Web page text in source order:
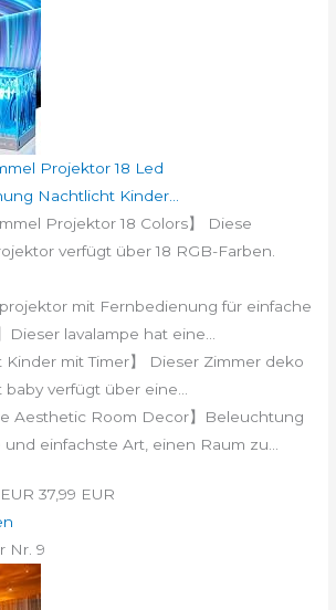
Projektor 18 Led
Nachtlicht Kinder...
Projektor 18 Colors】 Diese
verfügt über 18 RGB-Farben.
projektor mit Fernbedienung für einfache
Dieser lavalampe hat eine...
Kinder mit Timer】 Dieser Zimmer deko
verfügt über eine...
Aesthetic Room Decor】Beleuchtung
einfachste Art, einen Raum zu...
37,99 EUR
Nr. 9